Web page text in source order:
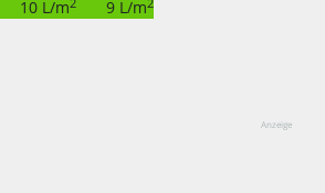
10 L/m 9 L/m
Anzeige